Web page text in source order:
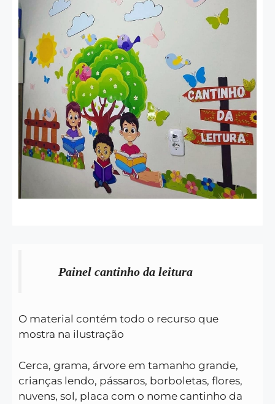
Painel cantinho da leitura
O material contém todo o recurso que
mostra na ilustração
Cerca, grama, árvore em tamanho grande,
crianças lendo, pássaros, borboletas, flores,
nuvens, sol, placa com o nome cantinho da